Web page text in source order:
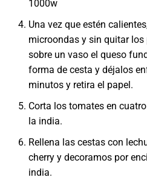
1000w
Una vez que estén
microondas y sin quitar
sobre un vaso el queso
forma de cesta y déjalos
minutos y retira el papel.
Corta los tomates en
la india.
Rellena las cestas con
cherry y decoramos por
india.